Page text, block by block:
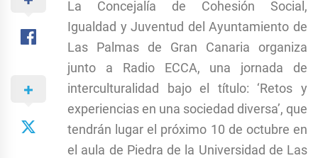
La Concejalía de Cohesión Social,
Igualdad y Juventud del Ayuntamiento de
Las Palmas de Gran Canaria organiza
junto a Radio ECCA, una jornada de
interculturalidad bajo el título: ‘Retos y
experiencias en una sociedad diversa’, que
tendrán lugar el próximo 10 de octubre en
el aula de Piedra de la Universidad de Las